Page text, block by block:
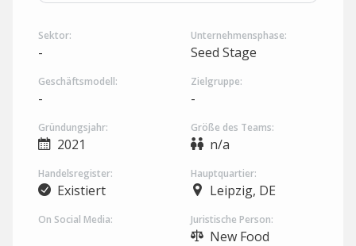
Sektor:
-
Unternehmensphase:
Seed Stage
Geschäftsmodell:
-
Zielgruppe:
-
Gründungsjahr:
2021
Größe des Teams:
n/a
Handelsregister:
Existiert
Hauptquartier:
Leipzig, DE
On Social Media: Juristische Person:
New Food